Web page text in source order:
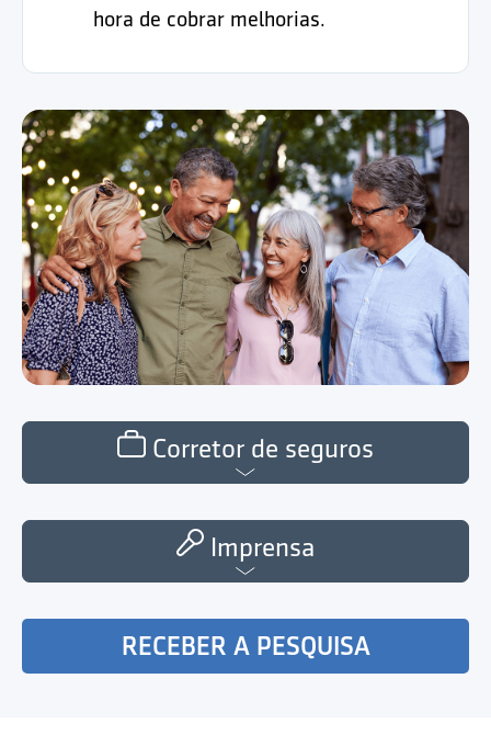
Corretor de seguros
Imprensa
hora de cobrar melhorias.
RECEBER A PESQUISA